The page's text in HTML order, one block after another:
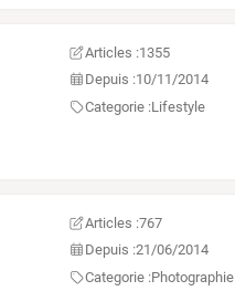
Articles :1355
Depuis :10/11/2014
Categorie :Lifestyle
Articles :767
Depuis :21/06/2014
Categorie :Photographie